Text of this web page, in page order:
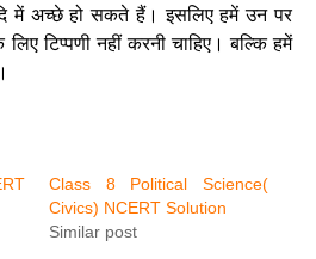
में अच्छे हो सकते हैं। इसलिए हमें उन पर
टिप्पणी नहीं करनी चाहिए। बल्कि हमें
Class 8 Political Science(
Civics) NCERT Solution
Similar post